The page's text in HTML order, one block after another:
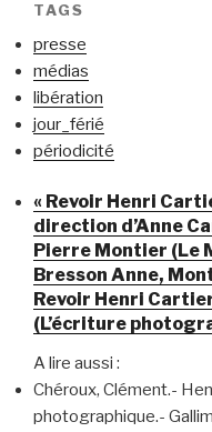
TAGS
presse
médias
libération
jour_férié
périodicité
« Revoir Henri
direction d’Anne
Pierre Montier (Le
Bresson Anne,
Revoir Henri
(L’écriture
A lire aussi :
Chéroux, Clément.-
photographique.-